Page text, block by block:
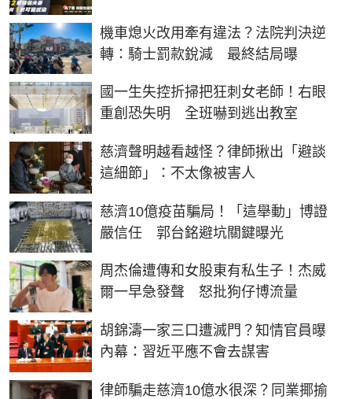
機車熄火改用牽有違法？法院判決逆
轉：騎士罰款銳減 最終結局曝
國一生失控折掃把狂刺女老師！右眼
重創恐失明 全班嚇到逃出教室
慈濟聲明越看越怪？律師揪出「避談
這細節」：不太像被害人
慈濟10億疫苗騙局！「這舉動」博證
嚴信任 郭台銘避坑關鍵曝光
周杰倫遭傳和女股東有私生子！杰威
爾一早急發聲 怒批狗仔博流量
胡錦濤一家三口遭滅門？知情官員曝
內幕：習近平應不會去謀害
律師騙走慈濟10億水很深？同業揶揄